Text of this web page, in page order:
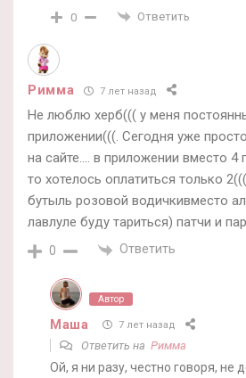
0 Ответить
Римма 7 лет назад
Не люблю херб((( у меня
приложении(((. Сегодня уже
на сайте…. в приложении вместо 4
то хотелось оплатиться только
бутыль розовой водичкивместо
лавлуле буду тариться) патчи и
0 Ответить
Автор
Маша 7 лет назад
Ответить на Римма
Ой, я ни разу, честно говоря, не